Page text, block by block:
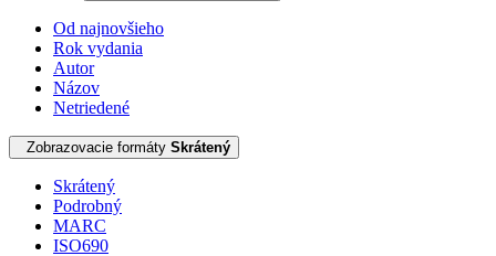
Od najnovšieho
Rok vydania
Autor
Názov
Netriedené
Zobrazovacie formáty Skrátený
Skrátený
Podrobný
MARC
ISO690